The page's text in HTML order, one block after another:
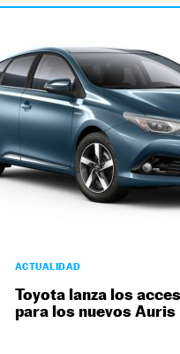
ACTUALIDAD
Toyota lanza los
para los nuevos Auris